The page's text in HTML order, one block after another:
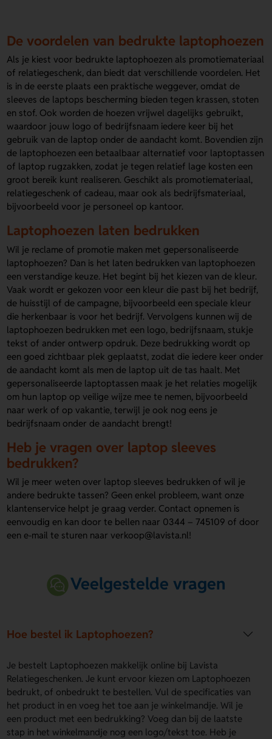
De voordelen van bedrukte laptophoezen
Als je kiest voor bedrukte laptophoezen als promotiemateriaal
of relatiegeschenk, dan biedt dat verschillende voordelen. Het
is in de eerste plaats een praktische weggever, omdat de
sleeves de laptops bescherming bieden tegen krassen, stoten
en stof. Ook worden de hoezen vrijwel dagelijks gebruikt,
waardoor jouw logo of bedrijfsnaam iedere keer bij het
gebruik van de laptop onder de aandacht komt. Bovendien zijn
de laptophoezen een betaalbaar alternatief voor laptoptassen
of laptop rugzakken, zodat je tegen relatief lage kosten een
groot bereik kunt realiseren. Geschikt als promotiemateriaal,
relatiegeschenk of cadeau, maar ook als bedrijfsmateriaal,
bijvoorbeeld voor je personeel op kantoor.
Laptophoezen laten bedrukken
Wil je reclame of promotie maken met gepersonaliseerde
laptophoezen? Dan is het laten bedrukken van laptophoezen
een verstandige keuze. Het begint bij het kiezen van de kleur.
Vaak wordt er gekozen voor een kleur die past bij het bedrijf,
de huisstijl of de campagne, bijvoorbeeld een speciale kleur
die herkenbaar is voor het bedrijf. Vervolgens kunnen wij de
laptophoezen bedrukken met een logo, bedrijfsnaam, stukje
tekst of ander ontwerp opdruk. Deze bedrukking wordt op
een goed zichtbaar plek geplaatst, zodat die iedere keer onder
de aandacht komt als men de laptop uit de tas haalt. Met
gepersonaliseerde laptoptassen maak je het relaties mogelijk
om hun laptop op veilige wijze mee te nemen, bijvoorbeeld
naar werk of op vakantie, terwijl je ook nog eens je
bedrijfsnaam onder de aandacht brengt!
Heb je vragen over laptop sleeves
bedrukken?
Wil je meer weten over laptop sleeves bedrukken of wil je
andere bedrukte tassen? Geen enkel probleem, want onze
klantenservice helpt je graag verder. Contact opnemen is
eenvoudig en kan door te bellen naar 0344 – 745109 of door
een e-mail te sturen naar verkoop@lavista.nl!
Veelgestelde vragen
Hoe bestel ik Laptophoezen?
Je bestelt Laptophoezen makkelijk online bij Lavista
Relatiegeschenken. Je kunt ervoor kiezen om Laptophoezen
bedrukt, of onbedrukt te bestellen. Vul de specificaties van
het product in en voeg het toe aan je winkelmandje. Wil je
een product met een bedrukking? Voeg dan bij de laatste
stap in het winkelmandje nog een logo/tekst toe. Heb je